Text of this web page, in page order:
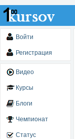
Войти
Регистрация
Видео
Курсы
Блоги
Чемпионат
Статус